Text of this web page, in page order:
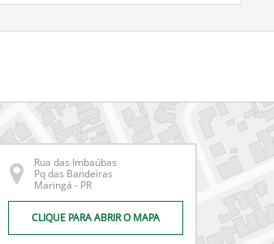
Rua das Imbaúbas
Pq das Bandeiras
Maringá - PR
CLIQUE PARA ABRIR O MAPA